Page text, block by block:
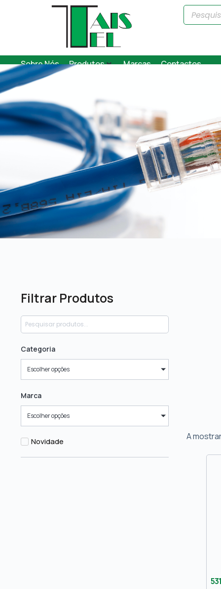
Sobre Nós Produtos Marcas Contactos
Filtrar Produtos
Categoria
Escolher opções
Marca
Escolher opções
Novidade A